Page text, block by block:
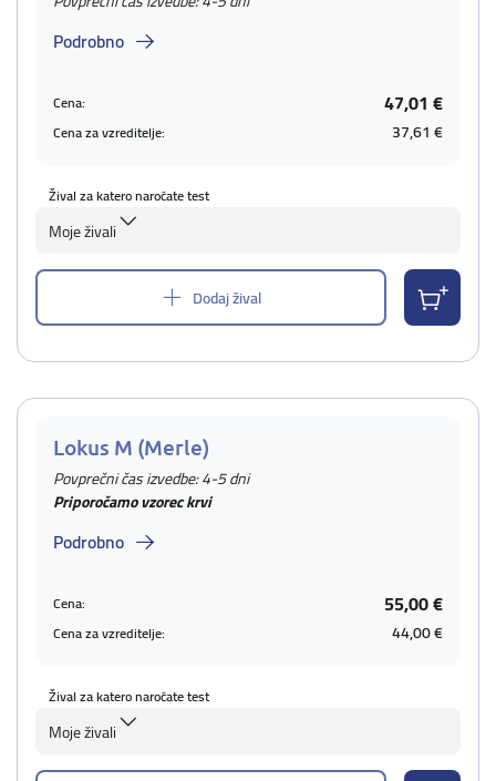
Podrobno
Cena: 47,01 €
Cena za vzreditelje: 37,61 €
Žival za katero naročate test
Moje živali
Dodaj žival
Lokus M (Merle)
Povprečni čas izvedbe: 4-5 dni
Priporočamo vzorec krvi
Podrobno
Cena: 55,00 €
Cena za vzreditelje: 44,00 €
Žival za katero naročate test
Moje živali